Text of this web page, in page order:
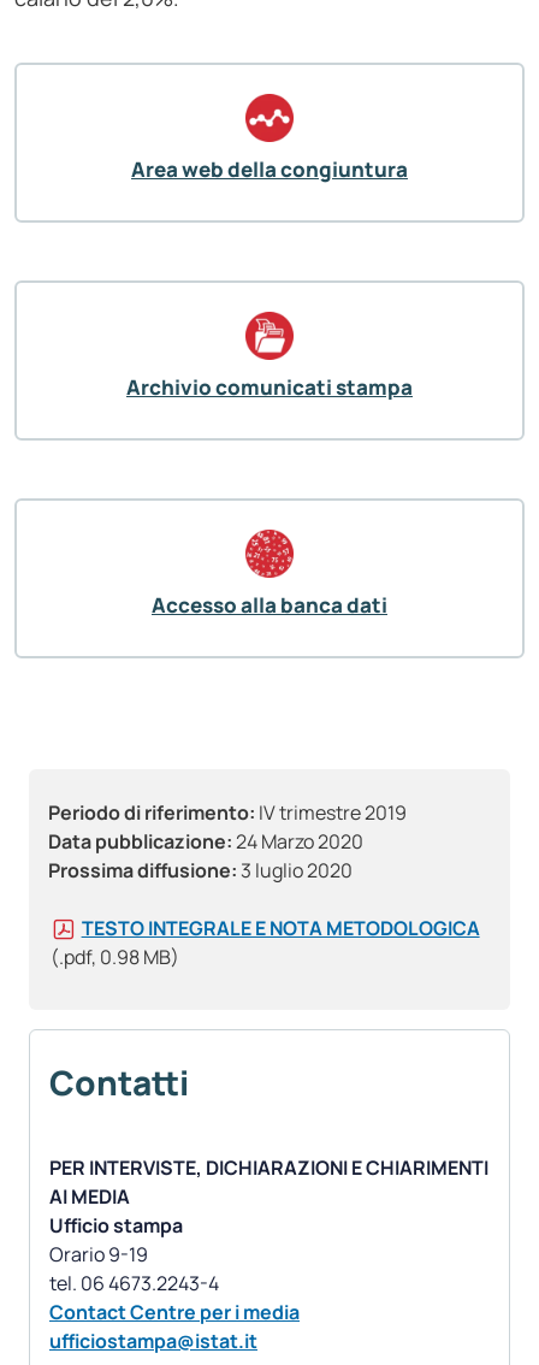
Periodo di riferimento: IV trimestre 2019
Data pubblicazione:24 Marzo 2020
Prossima diffusione: 3 luglio 2020
TESTO INTEGRALE E NOTA METODOLOGICA
(.pdf, 0.98 MB)
Contatti
PER INTERVISTE, DICHIARAZIONI E CHIARIMENTI
AI MEDIA
Ufficio stampa
Orario 9-19
Contact Centre per i media
ufficiostampa@istat.it
Area web della congiuntura
Archivio comunicati stampa
Accesso alla banca dati